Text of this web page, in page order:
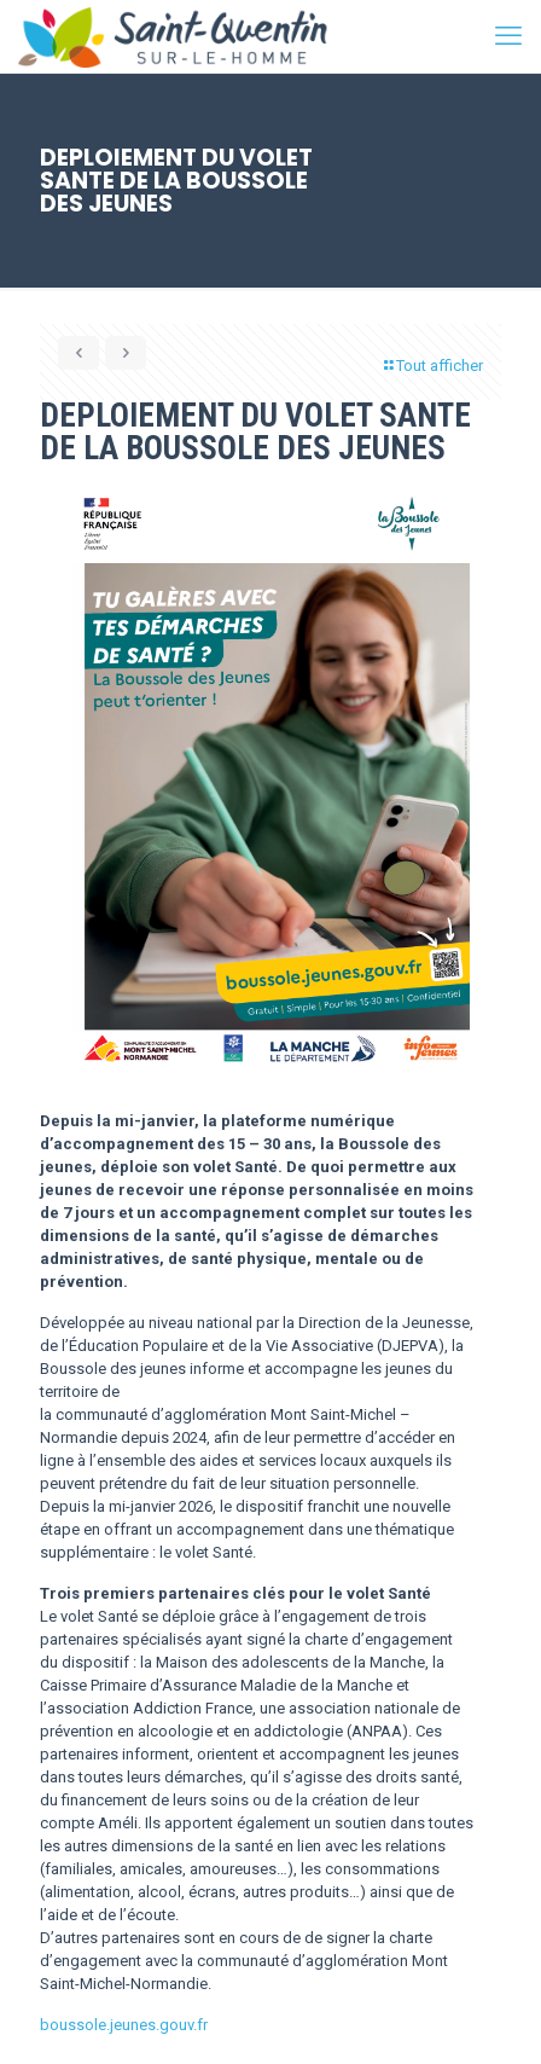
DEPLOIEMENT DU VOLET
SANTE DE LA BOUSSOLE
DES JEUNES
Tout afficher
DEPLOIEMENT DU VOLET SANTE
DE LA BOUSSOLE DES JEUNES
Depuis la mi-janvier, la plateforme numérique
d’accompagnement des 15 – 30 ans, la Boussole des
jeunes, déploie son volet Santé. De quoi permettre aux
jeunes de recevoir une réponse personnalisée en moins
de 7 jours et un accompagnement complet sur toutes les
dimensions de la santé, qu’il s’agisse de démarches
administratives, de santé physique, mentale ou de
prévention.
Développée au niveau national par la Direction de la Jeunesse,
de l’Éducation Populaire et de la Vie Associative (DJEPVA), la
Boussole des jeunes informe et accompagne les jeunes du
territoire de
la communauté d’agglomération Mont Saint-Michel –
Normandie depuis 2024, afin de leur permettre d’accéder en
ligne à l’ensemble des aides et services locaux auxquels ils
peuvent prétendre du fait de leur situation personnelle.
Depuis la mi-janvier 2026, le dispositif franchit une nouvelle
étape en offrant un accompagnement dans une thématique
supplémentaire : le volet Santé.
Trois premiers partenaires clés pour le volet Santé
Le volet Santé se déploie grâce à l’engagement de trois
partenaires spécialisés ayant signé la charte d’engagement
du dispositif : la Maison des adolescents de la Manche, la
Caisse Primaire d’Assurance Maladie de la Manche et
l’association Addiction France, une association nationale de
prévention en alcoologie et en addictologie (ANPAA). Ces
partenaires informent, orientent et accompagnent les jeunes
dans toutes leurs démarches, qu’il s’agisse des droits santé,
du financement de leurs soins ou de la création de leur
compte Améli. Ils apportent également un soutien dans toutes
les autres dimensions de la santé en lien avec les relations
(familiales, amicales, amoureuses…), les consommations
(alimentation, alcool, écrans, autres produits…) ainsi que de
l’aide et de l’écoute.
D’autres partenaires sont en cours de de signer la charte
d’engagement avec la communauté d’agglomération Mont
Saint-Michel-Normandie.
boussole.jeunes.gouv.fr